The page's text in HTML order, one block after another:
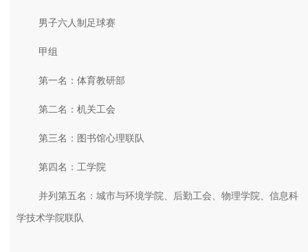
男子六人制足球赛
甲组
第一名：体育教研部
第二名：机关工会
第三名：图书馆心理联队
第四名：工学院
并列第五名：城市与环境学院、后勤工会、物理学院、信息科
学技术学院联队